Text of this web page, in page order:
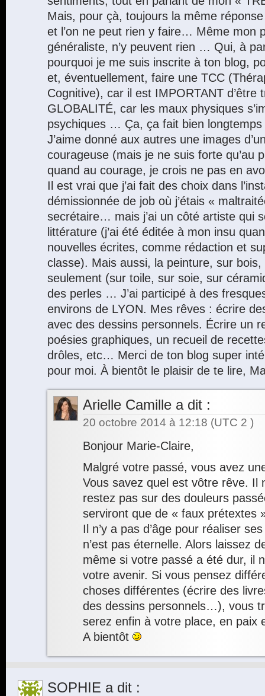
Mais, pour çà, toujours la même
et l’on ne peut rien y faire… Même mon
généraliste, n’y peuvent rien … Qui, à
pourquoi je me suis inscrite à ton blog,
et, éventuellement, faire une TCC
Cognitive), car il est IMPORTANT d’être
GLOBALITÉ, car les maux physiques
psychiques … Ça, ça fait bien
J’aime donné aux autres une images
courageuse (mais je ne suis forte qu’au
quand au courage, je crois ne pas en
Il est vrai que j’ai fait des choix dans
démissionnée de job où j’étais «
secrétaire… mais j’ai un côté artiste qui
littérature (j’ai été éditée à mon insu
nouvelles écrites, comme rédaction et
classe). Mais aussi, la peinture, sur
seulement (sur toile, sur soie, sur
des perles … J’ai participé à des
environs de LYON. Mes rêves : écrire
avec des dessins personnels. Écrire un
poésies graphiques, un recueil de
drôles, etc… Merci de ton blog super
pour moi. À bientôt le plaisir de te lire,
Arielle Camille a dit :
20 octobre 2014 à 12:18 (UTC 2 )
Bonjour Marie-Claire,
Malgré votre passé, vous avez
Vous savez quel est vôtre rêve. Il
restez pas sur des douleurs
serviront que de « faux prétextes
Il n’y a pas d’âge pour réaliser
n’est pas éternelle. Alors laissez
même si votre passé a été dur, il
votre avenir. Si vous pensez
choses différentes (écrire des
des dessins personnels…), vous
serez enfin à votre place, en paix
A bientôt
SOPHIE a dit :